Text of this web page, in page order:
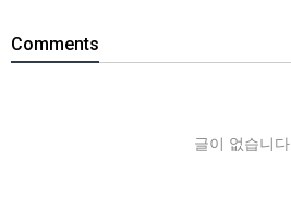
Comments
글이 없습니다.